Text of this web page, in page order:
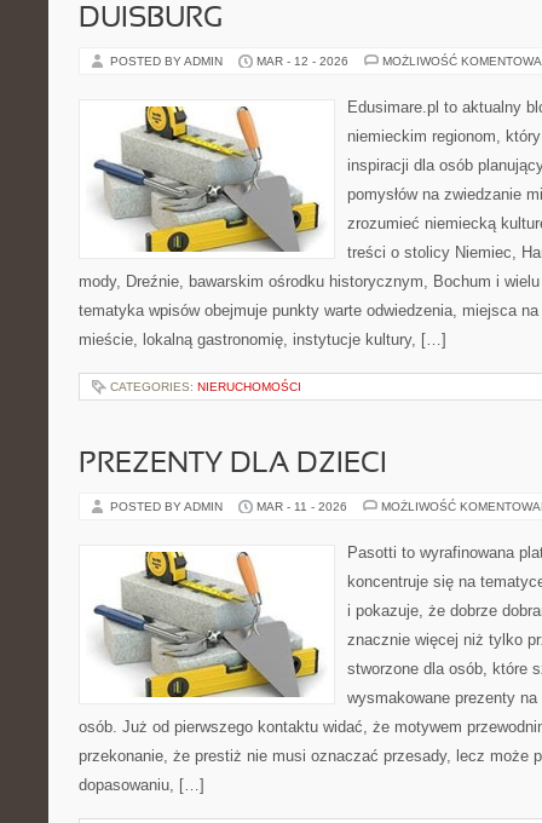
DUISBURG
POSTED BY ADMIN MAR - 12 - 2026 MOŻLIWOŚĆ
Edusimare.pl to aktualny
niemieckim regionom,
inspiracji dla osób
pomysłów na zwiedzanie
zrozumieć niemiecką
treści o stolicy Niemiec,
mody, Dreźnie, bawarskim ośrodku historycznym, Bochum i
tematyka wpisów obejmuje punkty warte odwiedzenia, miejsca
mieście, lokalną gastronomię, instytucje kultury, […]
CATEGORIES: NIERUCHOMOŚCI
PREZENTY DLA DZIECI
POSTED BY ADMIN MAR - 11 - 2026 MOŻLIWOŚĆ
Pasotti to wyrafinowana
koncentruje się na
i pokazuje, że dobrze
znacznie więcej niż tylko
stworzone dla osób, które
wysmakowane prezenty
osób. Już od pierwszego kontaktu widać, że motywem
przekonanie, że prestiż nie musi oznaczać przesady, lecz może
dopasowaniu, […]